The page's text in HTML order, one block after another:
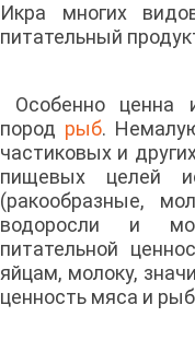
Икра многих
питательный
Особенно ценна
пород рыб.
частиковых и
пищевых целей
(ракообразные,
водоросли и
питательной
яйцам, молоку,
ценность мяса и